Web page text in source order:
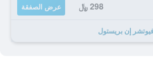
298 ﷼ عرض الصفقة